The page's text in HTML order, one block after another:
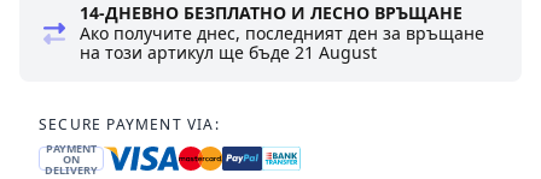
14-ДНЕВНО БЕЗПЛАТНО И ЛЕСНО ВРЪЩАНЕ
Ако получите днес, последният ден за връщане
на този артикул ще бъде21 August
SECURE PAYMENT VIA:
PAYMENT
ON
DELIVERY